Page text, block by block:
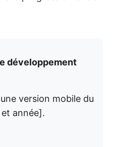
développement
version mobile du
année].